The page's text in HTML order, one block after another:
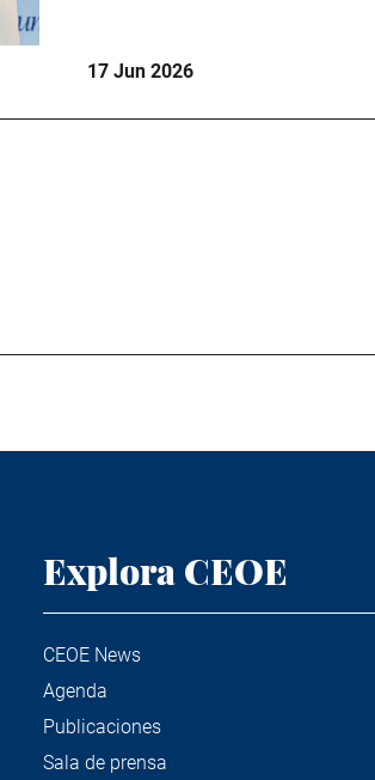
17 Jun 2026
Explora CEOE
CEOE News
Agenda
Publicaciones
Sala de prensa